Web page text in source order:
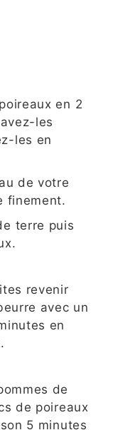
en 2
les
les en
de votre
finement.
terre puis
revenir
avec un
en
de
de poireaux
5 minutes